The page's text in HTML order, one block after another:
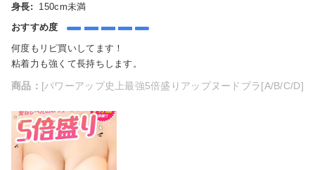
身長:
150cm未満
おすすめ度
何度もリピ買いしてます！
粘着力も強くて長持ちします。
商品： [パワーアップ史上最強5倍盛りアップヌードブラ[A/B/C/D]